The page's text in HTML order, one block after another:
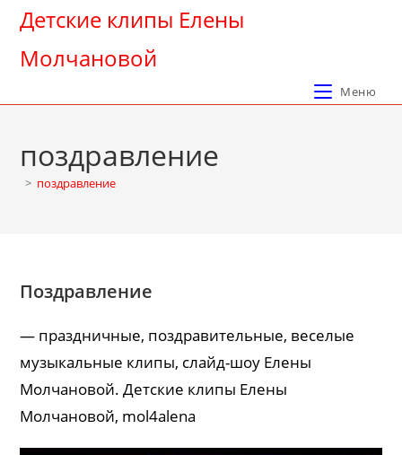
Перейти
содержимому
Детские клипы Елены
Молчановой
Меню
поздравление
> поздравление
Поздравление
— праздничные, поздравительные, веселые
музыкальные клипы, слайд-шоу Елены
Молчановой. Детские клипы Елены
Молчановой, mol4alena